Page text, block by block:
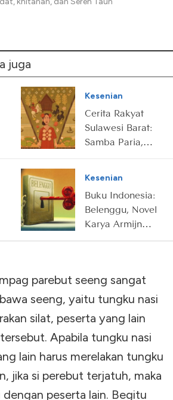
juga
Kesenian
Cerita Rakyat
Sulawesi Barat:
Samba Paria,
Penakluk Raja
Kesenian
Buku Indonesia:
Belenggu, Novel
Karya Armijn
parebut seeng sangat
seeng, yaitu tungku nasi
silat, peserta yang lain
Apabila tungku nasi
lain harus merelakan tungku
jika si perebut terjatuh, maka
peserta lain. Begitu